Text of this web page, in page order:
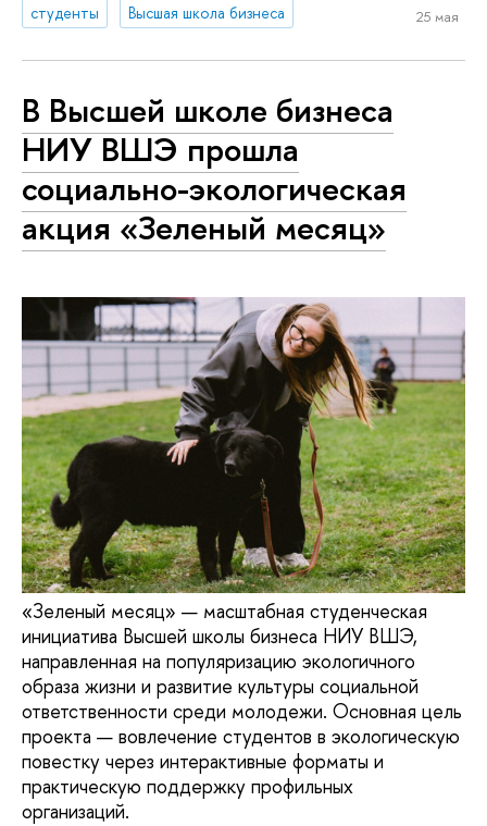
студенты
Высшая школа бизнеса 25 мая
В Высшей школе бизнеса
НИУ ВШЭ прошла
социально-экологическая
акция «Зеленый месяц»
«Зеленый месяц» — масштабная студенческая
инициатива Высшей школы бизнеса НИУ ВШЭ,
направленная на популяризацию экологичного
образа жизни и развитие культуры социальной
ответственности среди молодежи. Основная цель
проекта — вовлечение студентов в экологическую
повестку через интерактивные форматы и
практическую поддержку профильных
организаций.